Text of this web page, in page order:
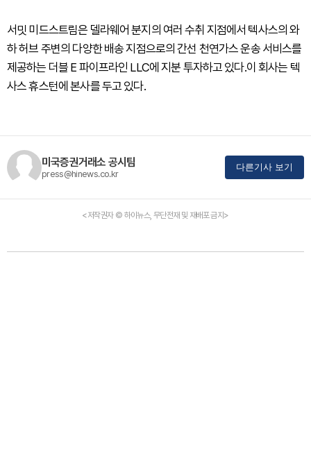
서밋 미드스트림은 델라웨어 분지의 여러 수취 지점에서 텍사스의 와
하 허브 주변의 다양한 배송 지점으로의 간선 천연가스 운송 서비스를
제공하는 더블 E 파이프라인 LLC에 지분 투자하고 있다.이 회사는 텍
사스 휴스턴에 본사를 두고 있다.
미국증권거래소 공시팀
press@hinews.co.kr
다른기사 보기
<저작권자 © 하이뉴스, 무단전재 및 재배포 금지>